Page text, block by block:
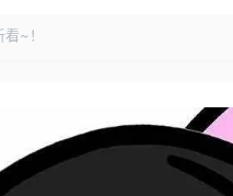
~！